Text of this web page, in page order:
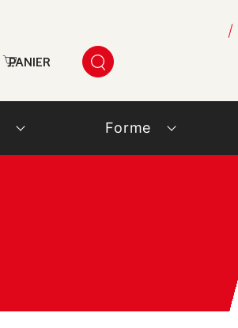
PANIER
Forme